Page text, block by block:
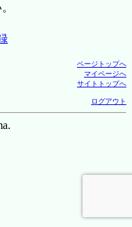
ページトップへ
マイページへ
サイトトップへ
ログアウト